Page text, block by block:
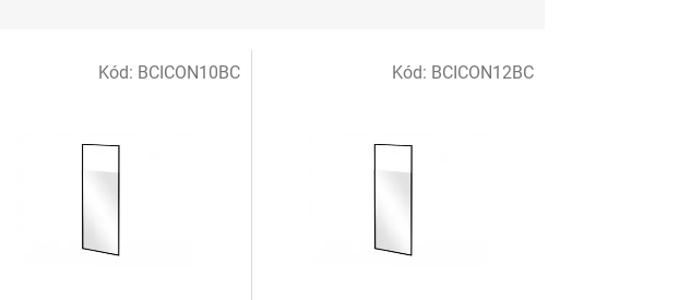
Kód: BCICON10BC Kód: BCICON12BC